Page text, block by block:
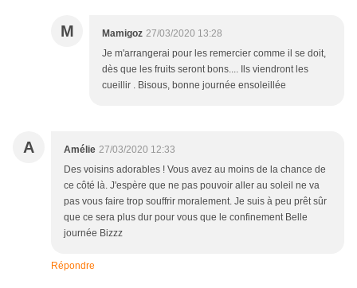
M Mamigoz 27/03/2020 13:28
Je m'arrangerai pour les remercier comme il se doit,
dès que les fruits seront bons.... Ils viendront les
cueillir . Bisous, bonne journée ensoleillée
A Amélie 27/03/2020 12:33
Des voisins adorables ! Vous avez au moins de la chance de
ce côté là. J'espère que ne pas pouvoir aller au soleil ne va
pas vous faire trop souffrir moralement. Je suis à peu prêt sûr
que ce sera plus dur pour vous que le confinement Belle
journée Bizzz
Répondre